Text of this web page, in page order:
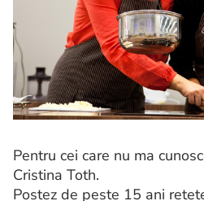
Pentru cei care nu ma
Cristina Toth.
Postez de peste 15 ani